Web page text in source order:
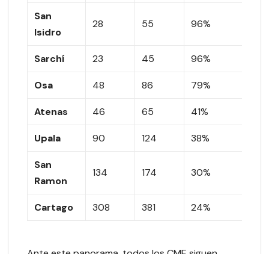
San
Isidro
28 55 96%
Sarchí 23 45 96%
Osa 48 86 79%
Atenas 46 65 41%
Upala 90 124 38%
San
Ramon
134 174 30%
Cartago 308 381 24%